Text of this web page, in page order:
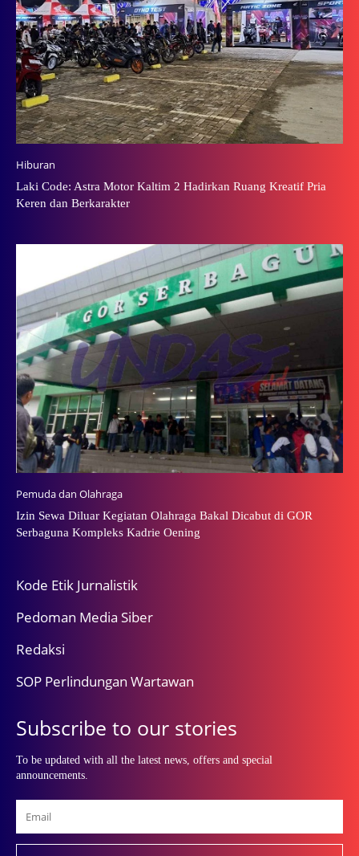
Hiburan
Laki Code: Astra Motor Kaltim 2 Hadirkan Ruang Kreatif Pria
Keren dan Berkarakter
Pemuda dan Olahraga
Izin Sewa Diluar Kegiatan Olahraga Bakal Dicabut di GOR
Serbaguna Kompleks Kadrie Oening
Kode Etik Jurnalistik
Pedoman Media Siber
Redaksi
SOP Perlindungan Wartawan
Subscribe to our stories
To be updated with all the latest news, offers and special
announcements.